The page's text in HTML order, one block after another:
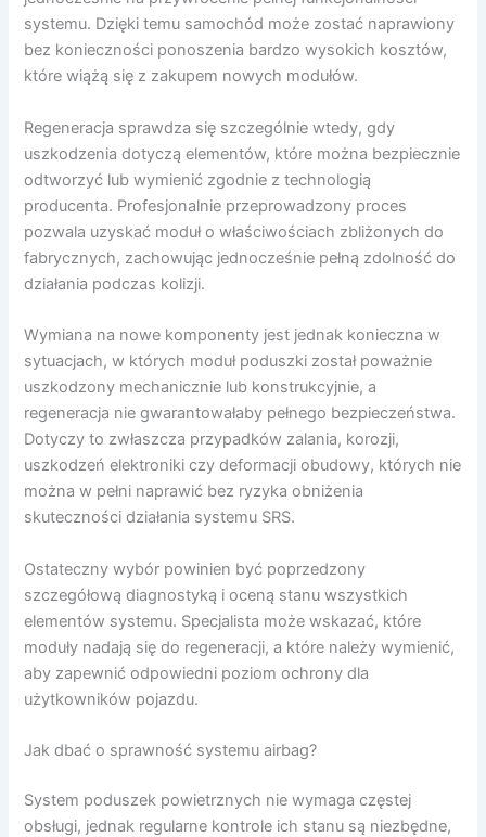
systemu. Dzięki temu samochód może zostać naprawiony
bez konieczności ponoszenia bardzo wysokich kosztów,
które wiążą się z zakupem nowych modułów.
Regeneracja sprawdza się szczególnie wtedy, gdy
uszkodzenia dotyczą elementów, które można bezpiecznie
odtworzyć lub wymienić zgodnie z technologią
producenta. Profesjonalnie przeprowadzony proces
pozwala uzyskać moduł o właściwościach zbliżonych do
fabrycznych, zachowując jednocześnie pełną zdolność do
działania podczas kolizji.
Wymiana na nowe komponenty jest jednak konieczna w
sytuacjach, w których moduł poduszki został poważnie
uszkodzony mechanicznie lub konstrukcyjnie, a
regeneracja nie gwarantowałaby pełnego bezpieczeństwa.
Dotyczy to zwłaszcza przypadków zalania, korozji,
uszkodzeń elektroniki czy deformacji obudowy, których nie
można w pełni naprawić bez ryzyka obniżenia
skuteczności działania systemu SRS.
Ostateczny wybór powinien być poprzedzony
szczegółową diagnostyką i oceną stanu wszystkich
elementów systemu. Specjalista może wskazać, które
moduły nadają się do regeneracji, a które należy wymienić,
aby zapewnić odpowiedni poziom ochrony dla
użytkowników pojazdu.
Jak dbać o sprawność systemu airbag?
System poduszek powietrznych nie wymaga częstej
obsługi, jednak regularne kontrole ich stanu są niezbędne,